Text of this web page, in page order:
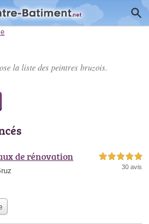
la liste des peintres bruzois.
de rénovation 5,0 étoiles sur 5
30 avis